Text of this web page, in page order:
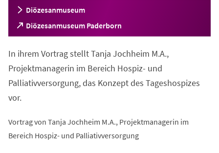
Diözesanmuseum
Diözesanmuseum Paderborn
(Öffnet
in
neuen
Tab)
In ihrem Vortrag stellt Tanja Jochheim M.A.,
Projektmanagerin im Bereich Hospiz- und
Palliativversorgung, das Konzept des Tageshospizes
vor.
Vortrag von Tanja Jochheim M.A., Projektmanagerin im
Bereich Hospiz- und Palliativversorgung